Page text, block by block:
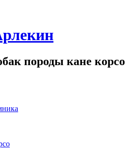
породы кане корсо